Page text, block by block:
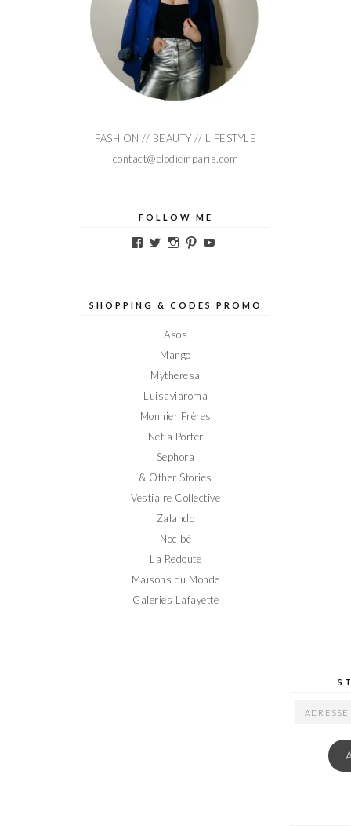
FASHION // BEAUTY // LIFESTYLE
contact@elodieinparis.com
FOLLOW ME
Voir
sur
Voir
sur
Voir
sur
Voir
sur sur
SHOPPING & CODES PROMO
Asos
Mango
Mytheresa
Luisaviaroma
Monnier Frères
Net a Porter
Sephora
& Other Stories
Vestiaire Collective
Zalando
Nocibé
La Redoute
Maisons du Monde
Galeries Lafayette
ADRESSE